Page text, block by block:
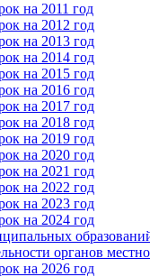
на 2011 год
на 2012 год
на 2013 год
на 2014 год
на 2015 год
на 2016 год
на 2017 год
на 2018 год
на 2019 год
на 2020 год
на 2021 год
на 2022 год
на 2023 год
на 2024 год
органов
на 2026 год